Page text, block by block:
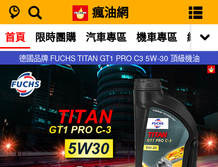
瘋油網
德國品牌 FUCHS TITAN GT1 PRO C3 5W-30 頂級機油
首頁 限時團購 汽車專區 機車專區 網站
德國品牌 FUCHS TITAN GT1 PRO C3 5W-30 頂級機油